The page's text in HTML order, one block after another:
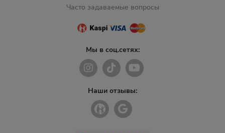
Часто задаваемые вопросы
Мы в соц.сетях:
Наши отзывы: